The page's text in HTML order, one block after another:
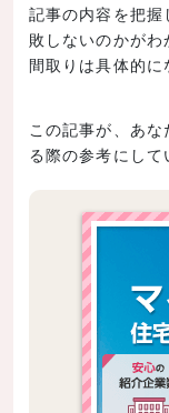
記事の内容を把
敗しないのかが
間取りは具体的に
この記事が、あ
る際の参考にして